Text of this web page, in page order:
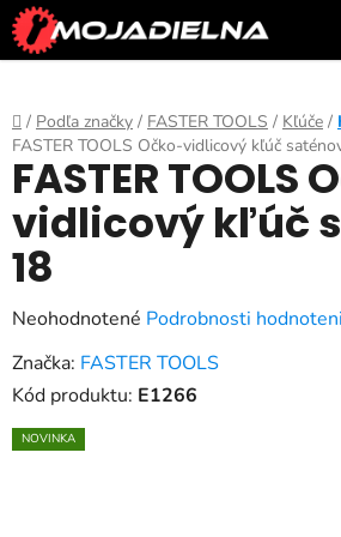
Prejsť
na
obsah
Domov
/ Podľa značky / FASTER TOOLS / Kľúče /
FASTER TOOLS Očko-vidlicový kľúč
FASTER TOOLS
vidlicový kľúč
18
Priemerné
hodnotenie
produktu
0,0
Neohodnotené Podrobnosti
Značka: FASTER TOOLS
Kód produktu: E1266
NOVINKA